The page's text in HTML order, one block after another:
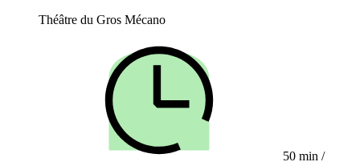
Théâtre du Gros Mécano
50 min /